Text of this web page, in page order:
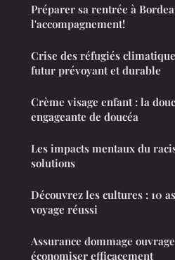
Préparer sa rentrée à
l'accompagnement!
Crise des réfugiés
futur prévoyant et durable
Crème visage enfant : la
engageante de doucéa
Les impacts mentaux du
solutions
Découvrez les cultures : 10
voyage réussi
Assurance dommage
économiser efficacement